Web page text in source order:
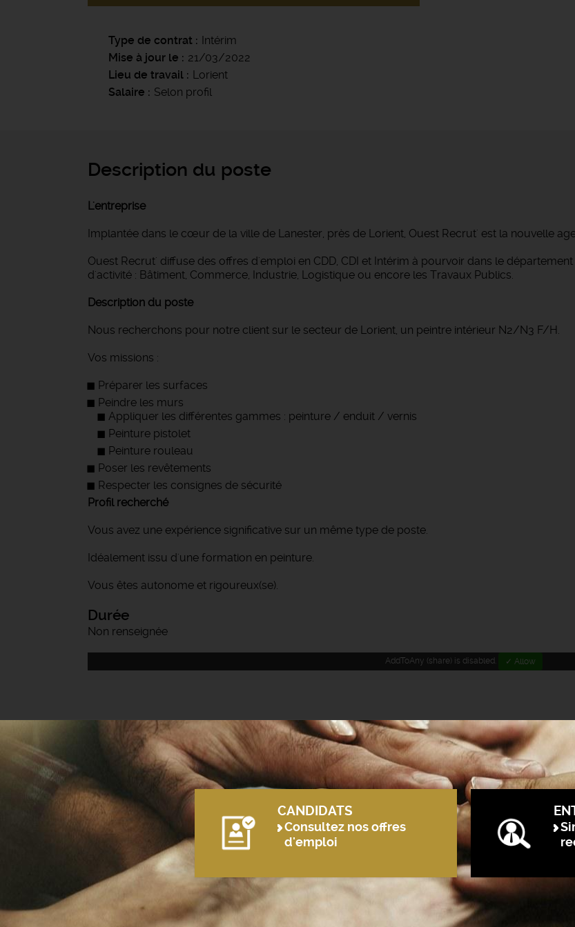
Type de contrat
Intérim
Mise à jour le
21/03/2022
Lieu de travail
Lorient
Salaire
Selon profil
Description du poste
L'entreprise
Implantée dans le cœur de la ville de Lanester, près de Lorient, Ouest Recrut' est la nouvelle
Ouest Recrut' diffuse des offres d'emploi en CDD, CDI et Intérim à pourvoir dans le
d'activité : Bâtiment, Commerce, Industrie, Logistique ou encore les Travaux Publics.
Description du poste
Nous recherchons pour notre client sur le secteur de Lorient, un peintre intérieur N2/N3 F/H.
Vos missions :
Préparer les surfaces
Peindre les murs
Appliquer les différentes gammes : peinture / enduit / vernis
Peinture pistolet
Peinture rouleau
Poser les revêtements
Respecter les consignes de sécurité
Profil recherché
Vous avez une expérience significative sur un même type de poste.
Idéalement issu d'une formation en peinture.
Vous êtes autonome et rigoureux(se).
Durée
Non renseignée
AddToAny (share) is disabled. ✓ Allow
CANDIDATS
Consultez nos offres
d'emploi